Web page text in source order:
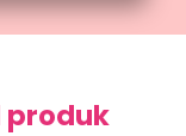
produk